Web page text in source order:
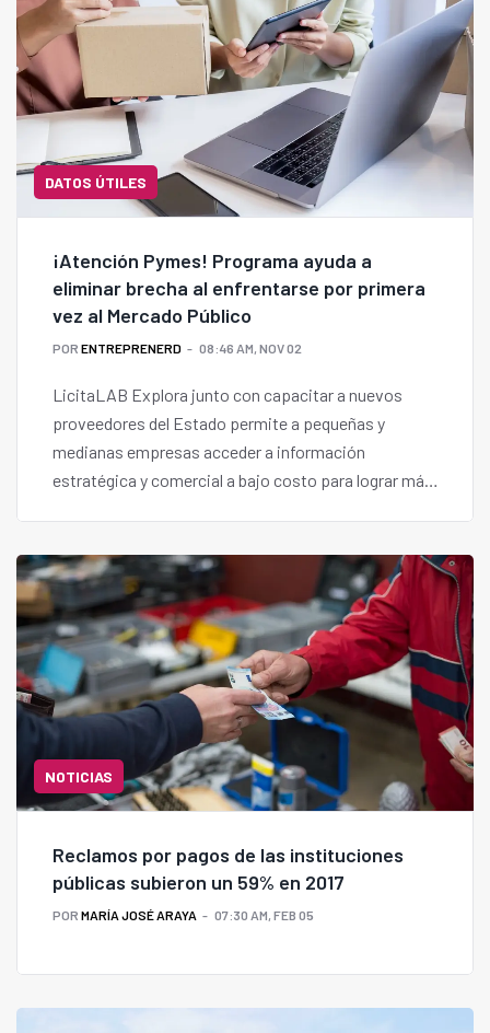
DATOS ÚTILES
¡Atención Pymes! Programa ayuda a
eliminar brecha al enfrentarse por primera
vez al Mercado Público
POR ENTREPRENERD 08:46 AM, NOV 02
LicitaLAB Explora junto con capacitar a nuevos
proveedores del Estado permite a pequeñas y
medianas empresas acceder a información
estratégica y comercial a bajo costo para lograr más
NOTICIAS
Reclamos por pagos de las instituciones
públicas subieron un 59% en 2017
POR MARÍA JOSÉ ARAYA 07:30 AM, FEB 05